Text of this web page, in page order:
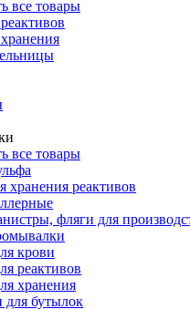
все товары
все товары
хранения реактивов
фляги для
крови
реактивов
хранения
для бутылок